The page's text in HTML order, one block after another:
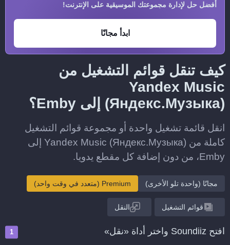
أفضل حل لإدارة مجموعتك الموسيقية على الإنترنت!
ابدأ مجانًا
كيف تنقل قوائم التشغيل من
Yandex Music
(Яндекс.Музыка) إلى Emby؟
انقل قائمة تشغيل واحدة أو مجموعة قوائم التشغيل
كاملة من Yandex Music (Яндекс.Музыка) إلى
Emby، من دون إضافة كل مقطع يدويا.
مجانًا (واحدة تلو الأخرى) Premium (متعدد في وقت واحد)
قوائم التشغيل النقل
افتح Soundiiz واختر أداة «نقل»